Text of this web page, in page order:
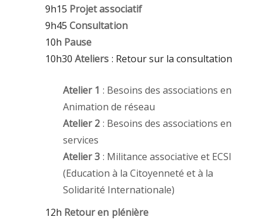
9h15 Projet associatif
9h45 Consultation
10h Pause
10h30 Ateliers : Retour sur la consultation
Atelier 1 : Besoins des associations en
Animation de réseau
Atelier 2 : Besoins des associations en
services
Atelier 3 : Militance associative et ECSI
(Education à la Citoyenneté et à la
Solidarité Internationale)
12h Retour en plénière